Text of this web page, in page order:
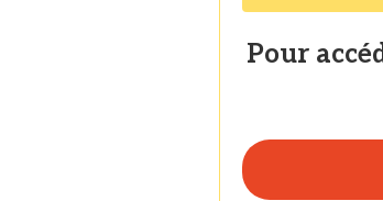
Pour